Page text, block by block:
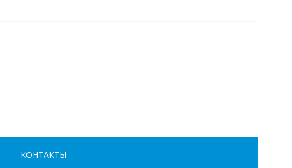
КОНТАКТЫ